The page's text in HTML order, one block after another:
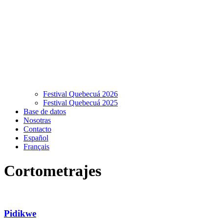
Festival Quebecuá 2026
Festival Quebecuá 2025
Base de datos
Nosotras
Contacto
Español
Français
Cortometrajes
Pidikwe